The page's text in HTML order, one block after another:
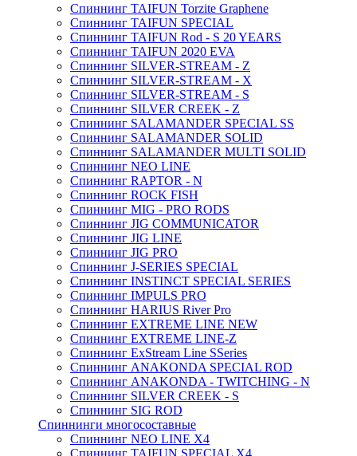
Спиннинг TAIFUN Torzite Graphene
Спиннинг TAIFUN SPECIAL
Спиннинг TAIFUN Rod - S 20 YEARS
Спиннинг TAIFUN 2020 EVA
Спиннинг SILVER-STREAM - Z
Спиннинг SILVER-STREAM - X
Спиннинг SILVER-STREAM - S
Спиннинг SILVER CREEK - Z
Спиннинг SALAMANDER SPECIAL SS
Спиннинг SALAMANDER SOLID
Спиннинг SALAMANDER MULTI SOLID
Спиннинг NEO LINE
Спиннинг RAPTOR - N
Спиннинг ROCK FISH
Спиннинг MIG - PRO RODS
Спиннинг JIG COMMUNICATOR
Спиннинг JIG LINE
Спиннинг JIG PRO
Спиннинг J-SERIES SPECIAL
Спиннинг INSTINCT SPECIAL SERIES
Спиннинг IMPULS PRO
Спиннинг HARIUS River Pro
Спиннинг EXTREME LINE NEW
Спиннинг EXTREME LINE-Z
Спиннинг ExStream Line SSeries
Спиннинг ANAKONDA SPECIAL ROD
Спиннинг ANAKONDA - TWITCHING - N
Спиннинг SILVER CREEK - S
Спиннинг SIG ROD
Спиннинги многосоставные
Спиннинг NEO LINE X4
Спиннинг TAIFUN SPECIAL X4